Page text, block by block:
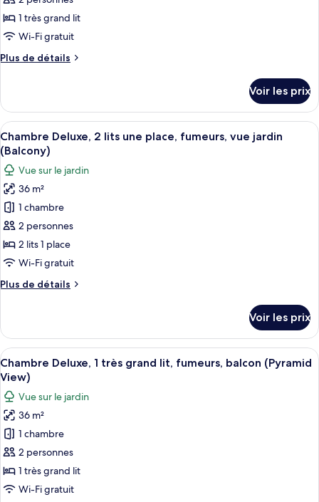
Lounge
Access)
balcon
(Pyramid
with
de
chambre :
Deluxe,
grand
lit,
fumeurs,
vue
jardin
(Balcony)
1 très grand lit
Wi-Fi gratuit
Plus de détails
Plus
le
type
de
chambre
Chambre
Deluxe,
très
grand
lit,
vue
jardin
Voir les prix
Afficher
toutes
les
photos
pour
ce
type
de
chambre :
Deluxe,
une
place,
fumeurs,
vue
jardin
(Balcony)
Une chambre d’hôtel comprenant
5
Chambre Deluxe, 2 lits une place, fumeurs, vue jardin
(Balcony)
Vue sur le jardin
36 m²
1 chambre
2 personnes
2 lits 1 place
Wi-Fi gratuit
Plus de détails
Plus
le
type
de
chambre
Chambre
Deluxe,
2
lits
une
place,
vue
jardin
Voir les prix
Afficher
toutes
les
photos
pour
ce
type
de
chambre :
Une chambre d’hôtel dotée d’un
7
Chambre Deluxe, 1 très grand lit, fumeurs, balcon (Pyramid
View)
Vue sur le jardin
36 m²
1 chambre
2 personnes
1 très grand lit
Wi-Fi gratuit